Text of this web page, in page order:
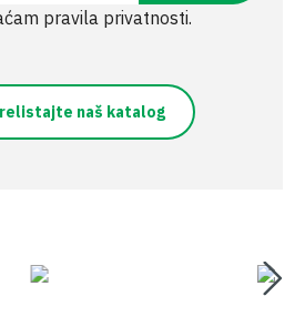
pravila privatnosti.
naš katalog